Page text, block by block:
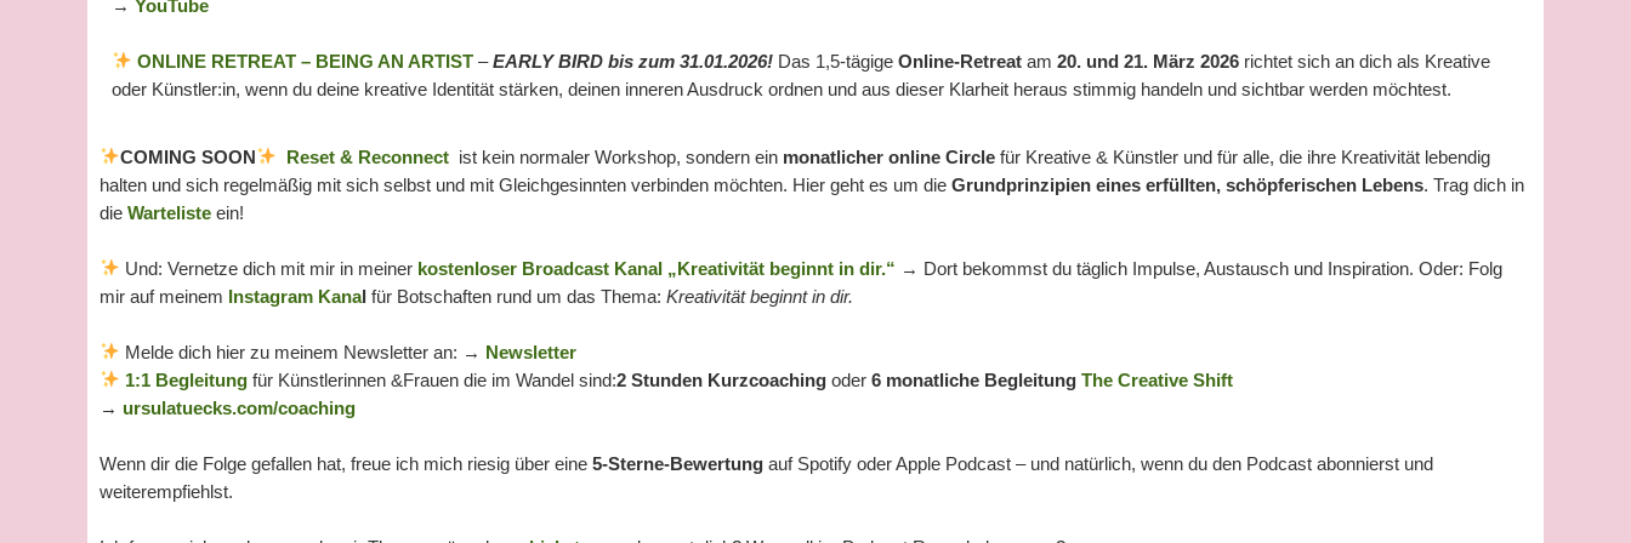
→ YouTube
ONLINE RETREAT – BEING AN ARTIST – EARLY BIRD bis zum 31.01.2026! Das 1,5-tägigeOnline-Retreat am20. und 21. März 2026 richtet sich an dich als Kreative
oder Künstler:in, wenn du deine kreative Identität stärken, deinen inneren Ausdruck ordnen und aus dieser Klarheit heraus stimmig handeln und sichtbar werden möchtest.
COMING SOON Reset & Reconnect ist kein normaler Workshop, sondern ein monatlicher online Circle für Kreative & Künstler und für alle, die ihre Kreativität lebendig
halten und sich regelmäßig mit sich selbst und mit Gleichgesinnten verbinden möchten. Hier geht es um die Grundprinzipien eines erfüllten, schöpferischen Lebens. Trag dich in
die Warteliste ein!
Und: Vernetze dich mit mir in meiner kostenloser Broadcast Kanal „Kreativität beginnt in dir.“ → Dort bekommst du täglich Impulse, Austausch und Inspiration. Oder: Folg
mir auf meinem Instagram Kanal für Botschaften rund um das Thema: Kreativität beginnt in dir.
Melde dich hier zu meinem Newsletter an: → Newsletter
1:1 Begleitung für Künstlerinnen &Frauen die im Wandel sind:2 Stunden Kurzcoaching oder6 monatliche BegleitungThe Creative Shift
→ ursulatuecks.com/coaching
Wenn dir die Folge gefallen hat, freue ich mich riesig über eine 5-Sterne-Bewertung auf Spotify oder Apple Podcast – und natürlich, wenn du den Podcast abonnierst und
weiterempfiehlst.